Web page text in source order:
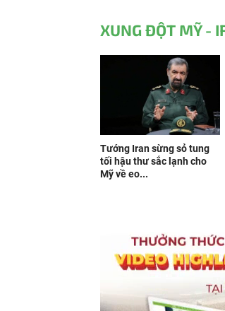
XUNG ĐỘT MỸ -
Tướng Iran sừng sỏ tung
tối hậu thư sắc lạnh cho
Mỹ về eo...